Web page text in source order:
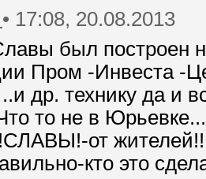
• 17:08, 20.08.2013
был построен
Пром -Инвеста -
др. технику да и
то не в
от
кто это